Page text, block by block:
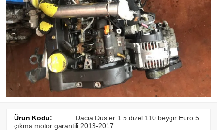
Ürün Kodu:
Dacia Duster 1.5 dizel 110 beygir Euro 5
çıkma motor garantili 2013-2017